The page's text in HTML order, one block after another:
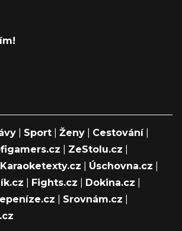
Sport Ženy Cestování|
ZeStolu.cz
Karaoketexty.cz Úschovna.cz
Fights.cz Dokina.cz
Srovnám.cz